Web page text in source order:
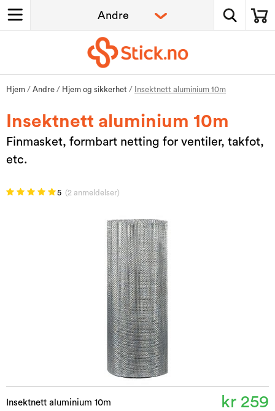
Hjem / Andre / Hjem og sikkerhet / Insektnett aluminium 10m
Insektnett aluminium 10m
Finmasket, formbart netting for ventiler, takfot,
etc.
5 (2 anmeldelser)
Insektnett aluminium 10m kr 259